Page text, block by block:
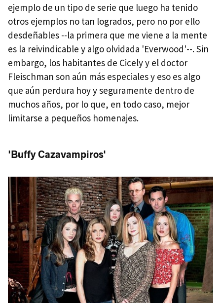
ejemplo de un tipo de serie que luego ha tenido
otros ejemplos no tan logrados, pero no por ello
desdeñables --la primera que me viene a la mente
es la reivindicable y algo olvidada 'Everwood'--. Sin
embargo, los habitantes de Cicely y el doctor
Fleischman son aún más especiales y eso es algo
que aún perdura hoy y seguramente dentro de
muchos años, por lo que, en todo caso, mejor
limitarse a pequeños homenajes.
'Buffy Cazavampiros'